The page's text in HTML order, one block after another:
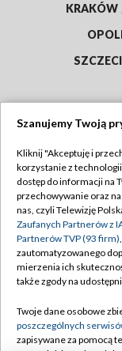
KRAKÓW
Abonament TVP
Emisja w TVP
Centrum
Naziemna
Rada
Szanujemy Twoją
Kliknij "Akceptuję i
korzystanie z
dostęp do informacji na
przechowywanie oraz
nas, czyli Telewizję
Zaufanych Partnerów z
Partnerów TVP (93 firm)
zautomatyzowanego
mierzenia ich
także zgody na
Twoje dane osobowe
poszczególnych
zapisywane za pomocą